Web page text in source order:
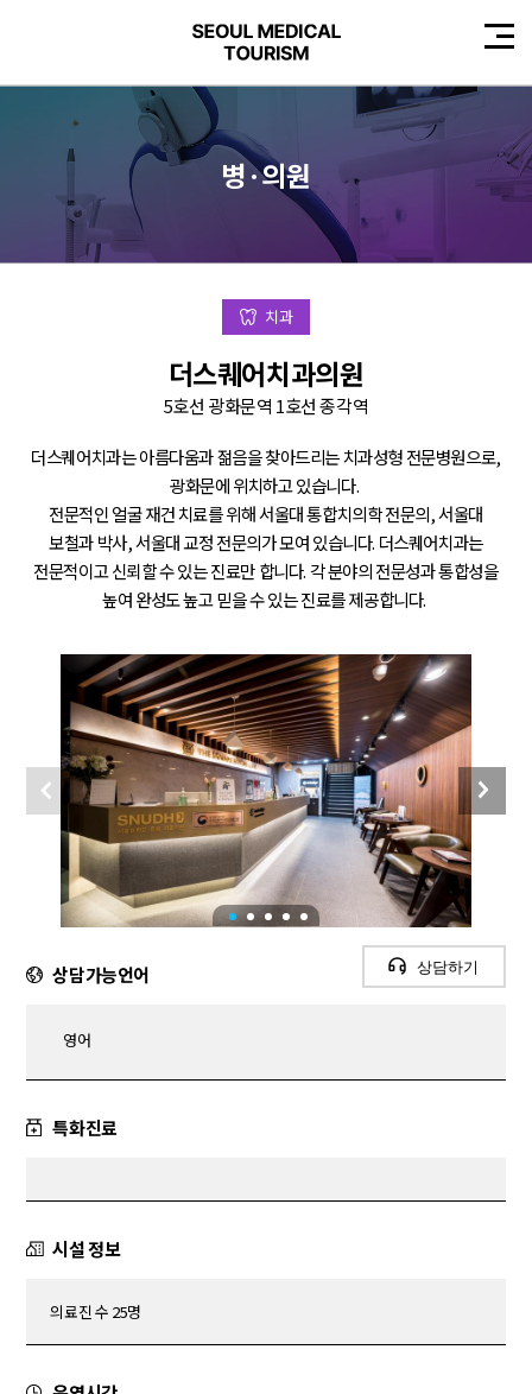
병·의원
치과
더스퀘어치과의원
5호선 광화문역 1호선 종각역
더스퀘어치과는 아름다움과 젊음을 찾아드리는 치과성형 전문병원으로,
광화문에 위치하고 있습니다.
전문적인 얼굴 재건 치료를 위해 서울대 통합치의학 전문의, 서울대
보철과 박사, 서울대 교정 전문의가 모여 있습니다. 더스퀘어치과는
전문적이고 신뢰할 수 있는 진료만 합니다. 각 분야의 전문성과 통합성을
높여 완성도 높고 믿을 수 있는 진료를 제공합니다.
상담가능언어
영어
상담하기
특화진료
시설 정보
의료진 수 25명